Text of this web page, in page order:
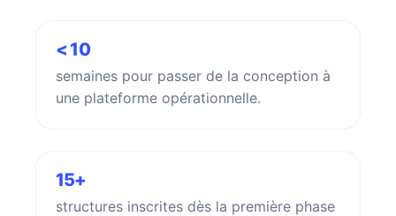
< 10
semaines pour passer de la conception à
une plateforme opérationnelle.
15+
structures inscrites dès la première phase